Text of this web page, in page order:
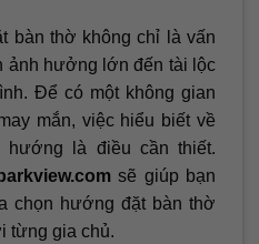
bàn thờ không chỉ là vấn
ảnh hưởng lớn đến tài lộc
Để có một không gian
mắn, việc hiểu biết về
hướng là điều cần thiết.
sẽ giúp bạn
chọn hướng đặt bàn thờ
từng gia chủ.